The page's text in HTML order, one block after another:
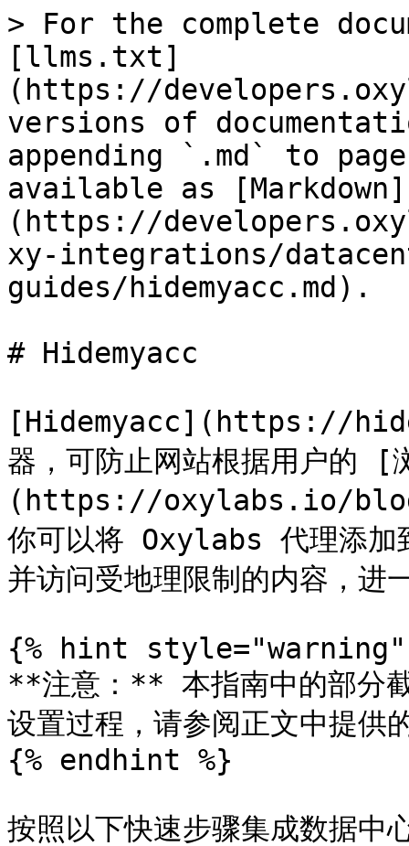
> For the complete
[llms.txt]
(https://
versions of
appending `.md` to
available as [Markdown]
(https://
xy-integrations/
guides/hidemyacc.md).
# Hidemyacc
[Hidemyacc](https://
器，可防止网站根据用户的 [
(https://oxylabs.io/
你可以将 Oxylabs 代理添加
并访问受地理限制的内容，进
{% hint style="warning"
**注意：** 本指南中的部分
设置过程，请参阅正文中提供
{% endhint %}
按照以下快速步骤集成数据中